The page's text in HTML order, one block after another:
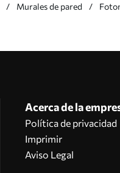
Murales de pared
Acerca de la
Política de privacidad
Imprimir
Aviso Legal